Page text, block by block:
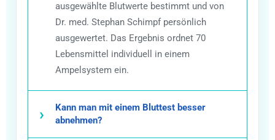
ausgewählte Blutwerte bestimmt und von
Dr. med. Stephan Schimpf persönlich
ausgewertet. Das Ergebnis ordnet 70
Lebensmittel individuell in einem
Ampelsystem ein.
Kann man mit einem Bluttest besser
abnehmen?